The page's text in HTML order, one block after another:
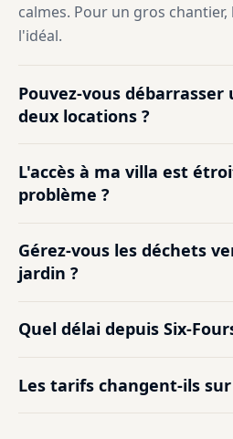
calmes. Pour un gros
l'idéal.
Pouvez-vous
deux locations ?
L'accès à ma villa est
problème ?
Gérez-vous les déchets
jardin ?
Quel délai depuis Six-
Les tarifs changent-ils